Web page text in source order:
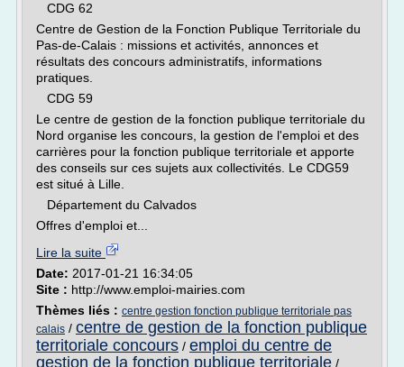
CDG 62
Centre de Gestion de la Fonction Publique Territoriale du
Pas-de-Calais : missions et activités, annonces et
résultats des concours administratifs, informations
pratiques.
CDG 59
Le centre de gestion de la fonction publique territoriale du
Nord organise les concours, la gestion de l'emploi et des
carrières pour la fonction publique territoriale et apporte
des conseils sur ces sujets aux collectivités. Le CDG59
est situé à Lille.
Département du Calvados
Offres d'emploi et...
Lire la suite
Date: 2017-01-21 16:34:05
Site : http://www.emploi-mairies.com
Thèmes liés : centre gestion fonction publique territoriale pas
calais / centre de gestion de la fonction publique
territoriale concours / emploi du centre de
gestion de la fonction publique territoriale /